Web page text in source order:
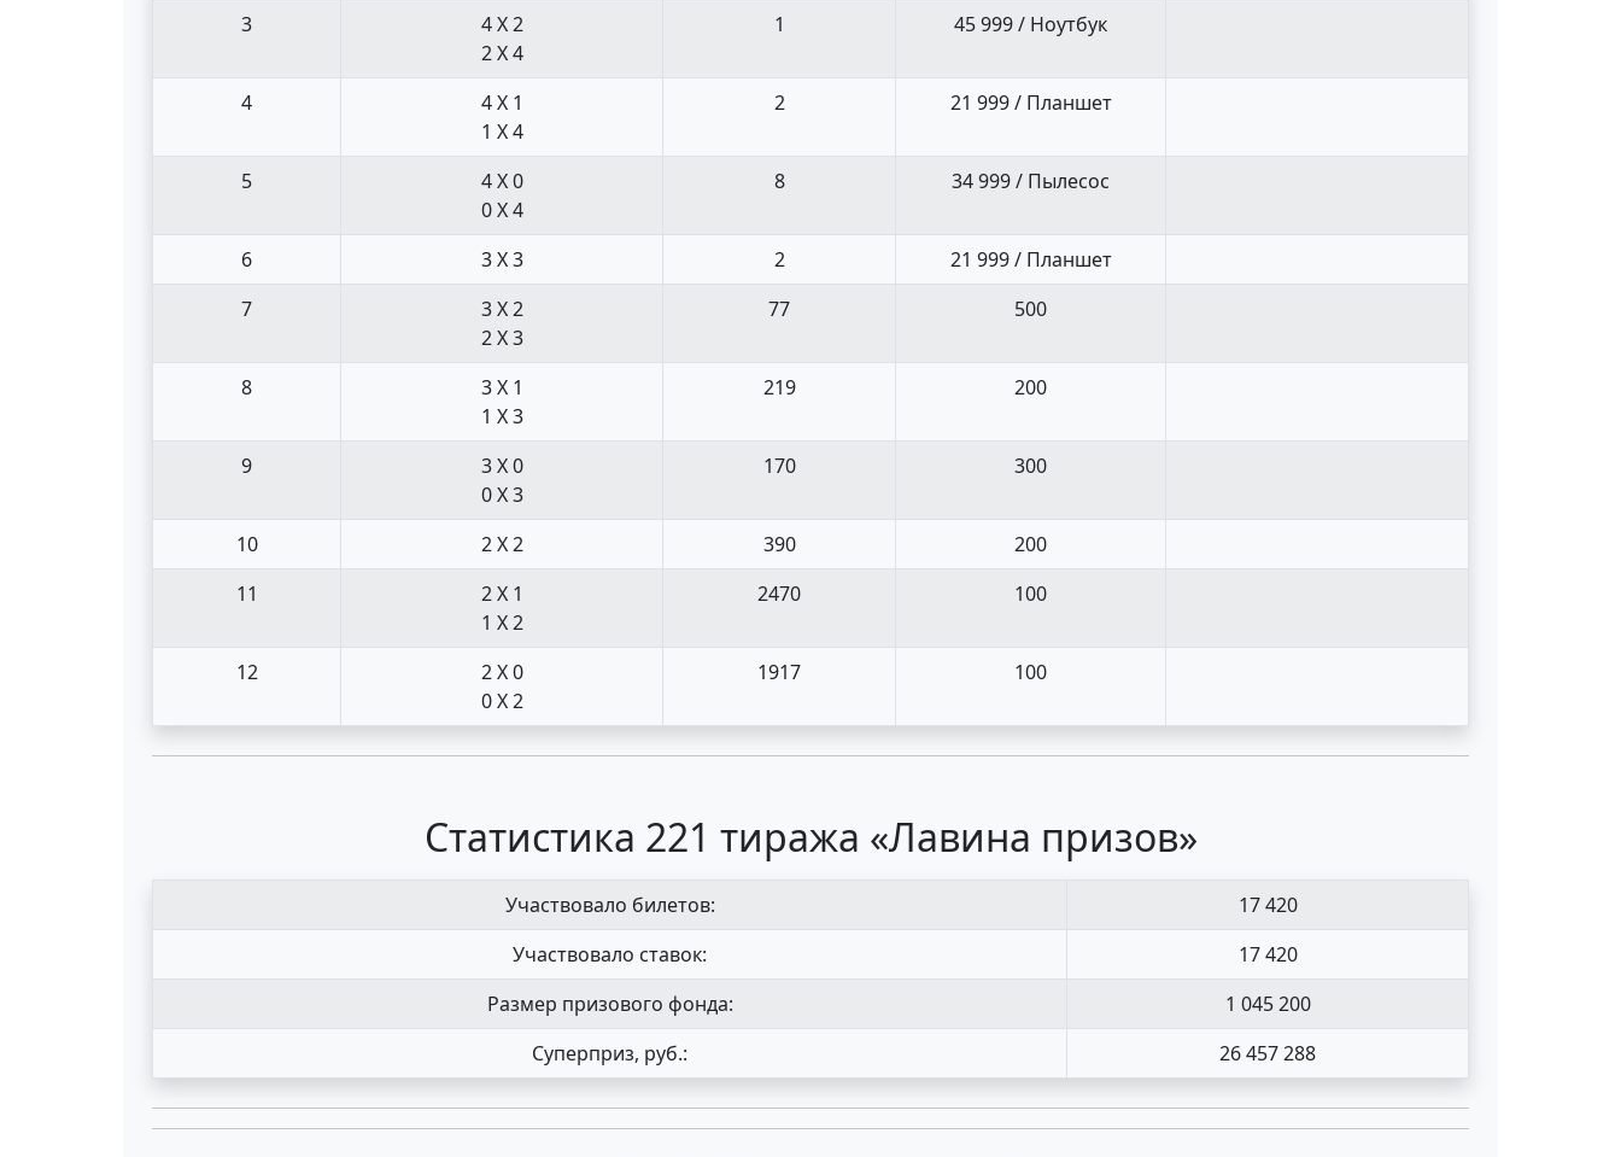
3
4 X 2
2 X 4
1 45 999 / Ноутбук
4
4 X 1
1 X 4
2 21 999 / Планшет
5
4 X 0
0 X 4
8 34 999 / Пылесос
6 3 X 3 2
21 999 / Планшет
7
3 X 2
2 X 3
77 500
8
3 X 1
1 X 3
219 200
9
3 X 0
0 X 3
170 300
10 2 X 2 390
200
11
2 X 1
1 X 2
2470 100
12
2 X 0
0 X 2
1917 100
Статистика 221 тиража «Лавина призов»
Участвовало билетов:
17 420
Участвовало ставок:
17 420
Размер призового фонда:
1 045 200
Суперприз, руб.:
26 457 288